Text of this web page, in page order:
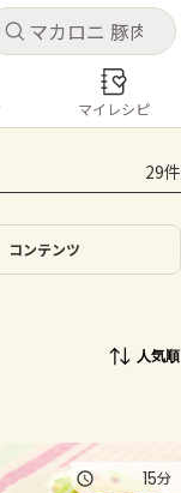
キャ
きます
キャ
コンテンツ
もろこし
ピーマン
マイレシピ
29件
コンテンツ
人気順
15分